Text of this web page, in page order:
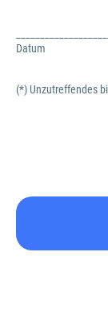
Datum
(*) Unzutreffendes